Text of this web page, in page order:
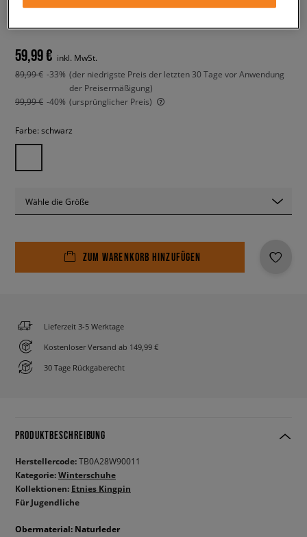
kinder, winterschuhe
59,99 € inkl. MwSt.
89,99 € -33% (der niedrigste Preis der letzten 30 Tage vor Anwendung
der Preisermäßigung)
99,99 € -40% (ursprünglicher Preis)
Farbe: schwarz
Wähle die Größe
ZUM WARENKORB HINZUFÜGEN
Lieferzeit 3-5 Werktage
Kostenloser Versand ab 149,99 €
30 Tage Rückgaberecht
PRODUKTBESCHREIBUNG
Herstellercode:TB0A28W90011
Kategorie:Winterschuhe
Kollektionen: Etnies Kingpin
Für Jugendliche
Obermaterial: Naturleder